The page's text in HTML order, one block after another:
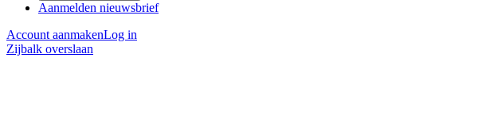
Aanmelden nieuwsbrief
Account aanmakenLog in
Zijbalk overslaan